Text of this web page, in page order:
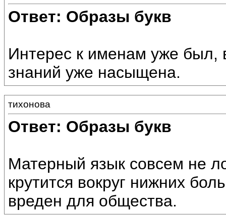
Ответ: Образы букв
Интерес к именам уже был,
знаний уже насыщена.
тихонова
Ответ: Образы букв
Матерный язык совсем не
крутится вокруг нижних
вреден для общества.